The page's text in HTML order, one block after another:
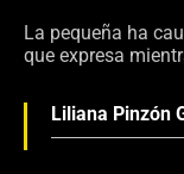
La pequeña ha
que expresa
Liliana Pinzón